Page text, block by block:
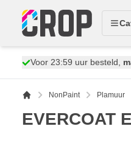
Voor 23:59 uur besteld,
NonPaint Plamuur
EVERCOAT